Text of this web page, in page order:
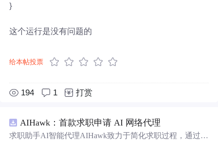
}
这个运行是没有问题的
给本帖投票
194 1 打赏
AIHawk：首款求职申请 AI 网络代理
求职助手AI智能代理AIHawk致力于简化求职过程，通过自